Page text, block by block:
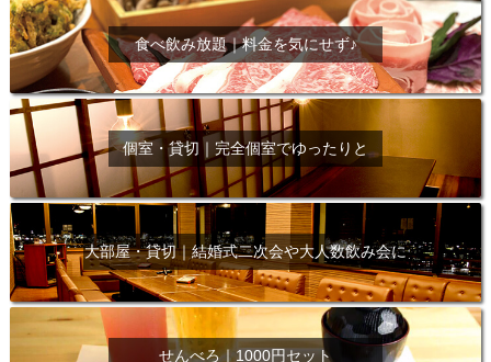
食べ飲み放題｜料金を気にせず♪
個室・貸切｜完全個室でゆったりと
大部屋・貸切｜結婚式二次会や大人数飲み会に
せんべろ｜1000円セット